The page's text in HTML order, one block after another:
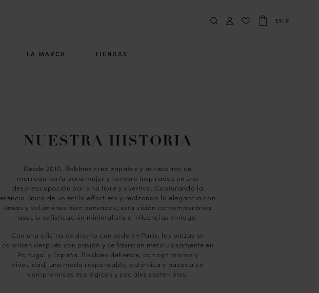
ES | €
LA MARCA TIENDAS
NUESTRA HISTORIA
Desde 2010, Bobbies crea zapatos y accesorios de
marroquinería para mujer y hombre inspirados en una
despreocupación parisina libre y asertiva. Capturando la
esencia única de un estilo effortless y realzando la elegancia con
líneas y volúmenes bien pensados, esta visión contemporánea
asocia sofisticación minimalista e influencias vintage.
Con una oficina de diseño con sede en París, las piezas se
conciben después con pasión y se fabrican meticulosamente en
Portugal y España. Bobbies defiende, con optimismo y
vivacidad, una moda responsable, auténtica y basada en
compromisos ecológicos y sociales sostenibles.